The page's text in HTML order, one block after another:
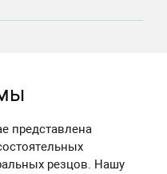
представлена
резцов. Нашу